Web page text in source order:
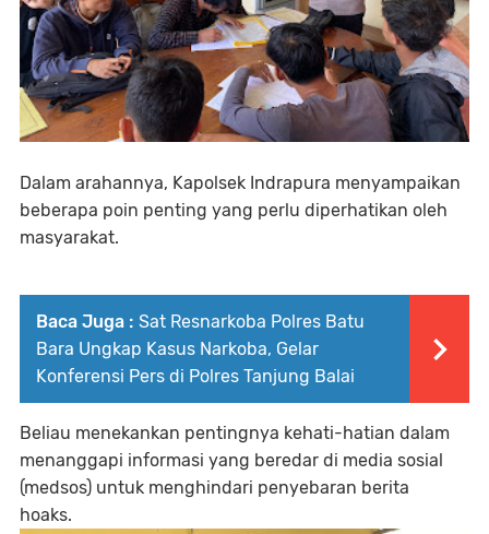
Dalam arahannya, Kapolsek Indrapura menyampaikan
beberapa poin penting yang perlu diperhatikan oleh
masyarakat.
Baca Juga : Sat Resnarkoba Polres Batu
Bara Ungkap Kasus Narkoba, Gelar
Konferensi Pers di Polres Tanjung Balai
Beliau menekankan pentingnya kehati-hatian dalam
menanggapi informasi yang beredar di media sosial
(medsos) untuk menghindari penyebaran berita
hoaks.